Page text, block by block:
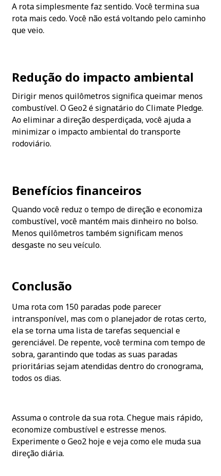
A rota simplesmente faz sentido. Você termina sua
rota mais cedo. Você não está voltando pelo caminho
que veio.
Redução do impacto ambiental
Dirigir menos quilômetros significa queimar menos
combustível. O Geo2 é signatário do Climate Pledge.
Ao eliminar a direção desperdiçada, você ajuda a
minimizar o impacto ambiental do transporte
rodoviário.
Benefícios financeiros
Quando você reduz o tempo de direção e economiza
combustível, você mantém mais dinheiro no bolso.
Menos quilômetros também significam menos
desgaste no seu veículo.
Conclusão
Uma rota com 150 paradas pode parecer
intransponível, mas com o planejador de rotas certo,
ela se torna uma lista de tarefas sequencial e
gerenciável. De repente, você termina com tempo de
sobra, garantindo que todas as suas paradas
prioritárias sejam atendidas dentro do cronograma,
todos os dias.
Assuma o controle da sua rota. Chegue mais rápido,
economize combustível e estresse menos.
Experimente o Geo2 hoje e veja como ele muda sua
direção diária.